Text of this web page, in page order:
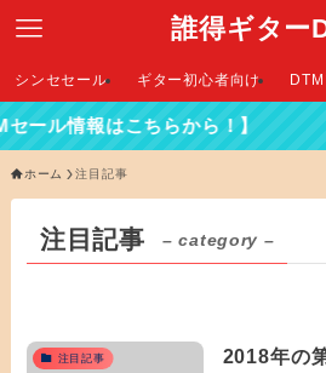
誰得ギター
シンセセール ギター初心者向け
ル情報はこちらから！】
ホーム 注目記事
注目記事 – category –
注目記事
2018年の